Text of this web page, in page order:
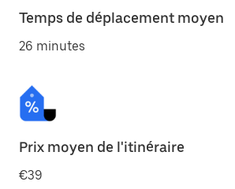
Temps de déplacement moyen
26 minutes
Prix moyen de l'itinéraire
€39